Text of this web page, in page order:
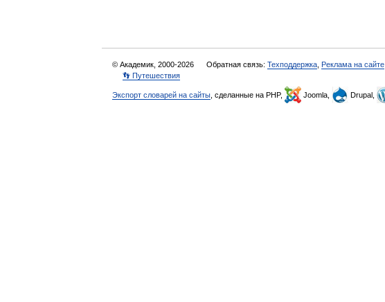
© Академик, 2000-2026 Обратная связь: Техподдержка Реклама на сайте
👣 Путешествия
Экспорт словарей на сайты , сделанные на PHP, Joomla, Drupal,